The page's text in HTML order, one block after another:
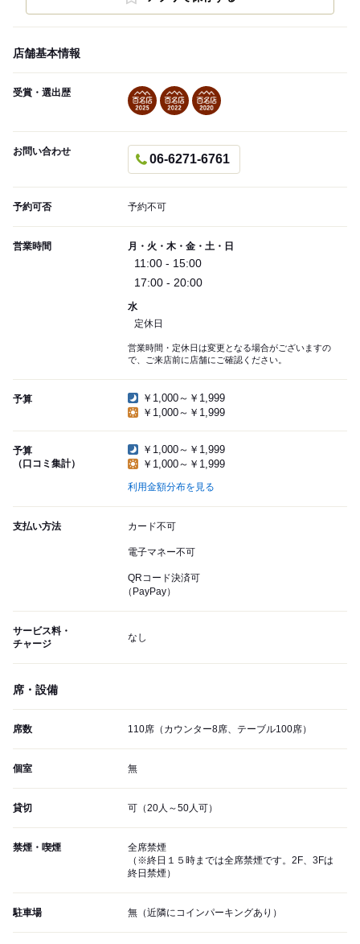
店舗基本情報
受賞・選出歴
お問い合わせ
06-6271-6761
予約可否 予約不可
営業時間 月・火・木・金・土・日
11:00 - 15:00
17:00 - 20:00
水
定休日
営業時間・定休日は変更となる場合がございますの
で、ご来店前に店舗にご確認ください。
予算
￥1,000～￥1,999
￥1,000～￥1,999
予算
（口コミ集計）
￥1,000～￥1,999
￥1,000～￥1,999
利用金額分布を見る
支払い方法 カード不可
電子マネー不可
QRコード決済可
（PayPay）
サービス料・
チャージ
なし
席・設備
席数 110席（カウンター8席、テーブル100席）
個室 無
貸切 可（20人～50人可）
禁煙・喫煙
全席禁煙
（※終日１５時までは全席禁煙です。2F、3Fは
終日禁煙）
駐車場 無（近隣にコインパーキングあり）